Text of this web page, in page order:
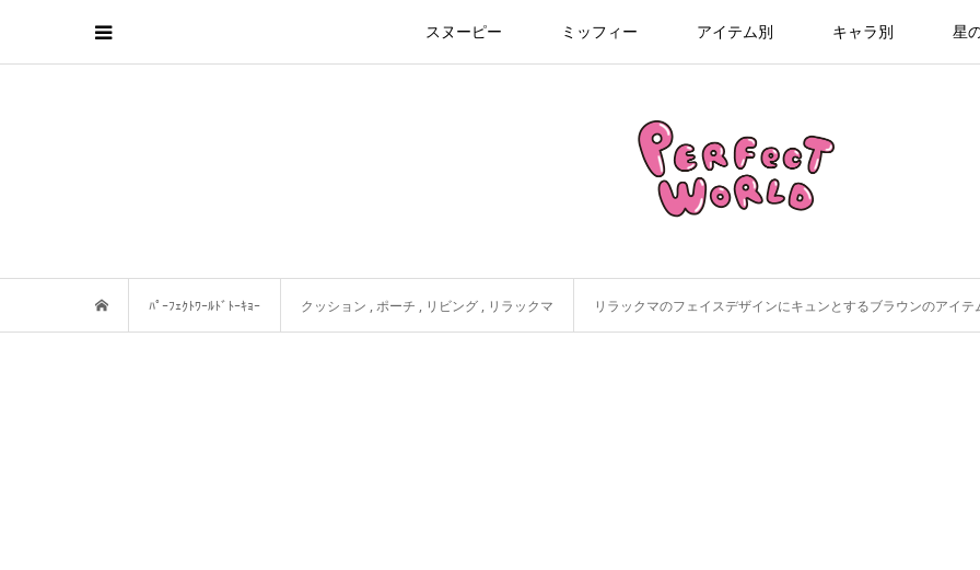
スヌーピー ミッフィー アイテム別 キャラ別 星
ﾊﾟｰﾌｪｸﾄﾜｰﾙﾄﾞﾄｰｷｮｰ クッション ,ポーチ , リビング , リラックマ リラックマのフェイスデザインにキュンとするブラウンのアイ